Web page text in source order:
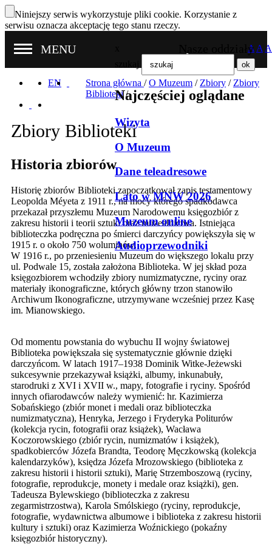
Niniejszy serwis wykorzystuje pliki cookie. Korzystanie z
serwisu oznacza akceptację tego stanu rzeczy.
Nasze oddziały
MENU
Najczęściej oglądane
Wizyta
O Muzeum
Dane teleadresowe
Lato w MNW 2026
Muzeum online
Audioprzewodniki
A A A
EN Strona główna / O Muzeum / Zbiory / Zbiory
Biblioteki/
Zbiory Biblioteki
Historia zbiorów
Historię zbiorów Biblioteki zapoczątkował zapis testamentowy
Leopolda Méyeta z 1911 r., na mocy którego spadkodawca
przekazał przyszłemu Muzeum Narodowemu księgozbiór z
zakresu historii i teorii sztuki oraz muzealnictwa. Istniejąca
biblioteczka podręczna po śmierci darczyńcy powiększyła się w
1915 r. o około 750 woluminów.
W 1916 r., po przeniesieniu Muzeum do większego lokalu przy
ul. Podwale 15, została założona Biblioteka. W jej skład poza
księgozbiorem wchodziły zbiory numizmatyczne, ryciny oraz
materiały ikonograficzne, których główny trzon stanowiło
Archiwum Ikonograficzne, utrzymywane wcześniej przez Kasę
im. Mianowskiego.
Od momentu powstania do wybuchu II wojny światowej
Biblioteka powiększała się systematycznie głównie dzięki
darczyńcom. W latach 1917–1938 Dominik Witke-Jeżewski
sukcesywnie przekazywał książki, albumy, inkunabuły,
starodruki z XVI i XVII w., mapy, fotografie i ryciny. Spośród
innych ofiarodawców należy wymienić: hr. Kazimierza
Sobańskiego (zbiór monet i medali oraz biblioteczka
numizmatyczna), Henryka, Jerzego i Fryderyka Politurów
(kolekcja rycin, fotografii oraz książek), Wacława
Koczorowskiego (zbiór rycin, numizmatów i książek),
spadkobierców Józefa Brandta, Teodorę Męczkowską (kolekcja
kalendarzyków), księdza Józefa Mrozowskiego (biblioteka z
zakresu historii i historii sztuki), Marię Strzemboszową (ryciny,
fotografie, reprodukcje, monety i medale oraz książki), gen.
Tadeusza Bylewskiego (biblioteczka z zakresu
zegarmistrzostwa), Karola Smólskiego (ryciny, reprodukcje,
fotografie, wydawnictwa albumowe i biblioteka z zakresu historii
kultury i sztuki) oraz Kazimierza Woźnickiego (pokaźny
księgozbiór historyczny).